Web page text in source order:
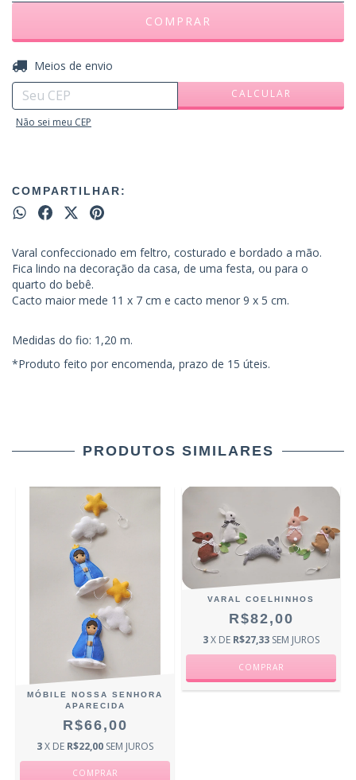
Entregas para o CEP:
Meios de envio
CALCULAR
Não sei meu CEP
COMPARTILHAR:
Varal confeccionado em feltro, costurado e bordado a mão.
Fica lindo na decoração da casa, de uma festa, ou para o
quarto do bebê.
Cacto maior mede 11 x 7 cm e cacto menor 9 x 5 cm.
Medidas do fio: 1,20 m.
*Produto feito por encomenda, prazo de 15 úteis.
PRODUTOS SIMILARES
MÓBILE NOSSA SENHORA
APARECIDA
R$66,00
3X DE R$22,00 SEM JUROS
VARAL COELHINHOS
R$82,00
3X DE R$27,33 SEM JUROS